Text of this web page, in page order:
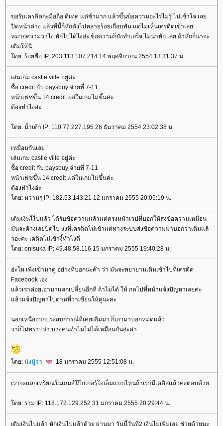
ขอรับเครดิตกะมือถือ ดีเทค แต่ช้ามาก แล้วขึ้นข้อความอะไรไม่รู้ ไม่เข้าใจ เล
ปิดหน้าต่าง แล้วทีนี้ก็หักตังไปหลายร้อยเกือบพัน แต่ไม่เห็นเครดิตเข้าเล
หมายความวาไง หักไปได้ไงอ่ะ ข้อความก็ยังทำเสร็จ ไม่น่าหัก เลย ถ้าหักก็น่าจะ
เติมให้นิ
ดย: ร้อยชื่อ IP: 203.113.107.214 14 พฤศจิกายน 2554 13:31:37 น.
เล่นเกม castle ville อยู่ค่ะ
ซื้อ credit กับ paysbuy จ่ายที่ 7-11
หน้าเฟซขึ้น 14 credit แต่ในเกมไม่ขึ้นค่ะ
ต้องทำไงอ่ะ
ดย: น้ำเต้า IP: 110.77.227.195 26 ธันวาคม 2554 23:02:38 น.
เหมื่อนกันเล
เล่นเกม castle ville อยู่ค่ะ
ซื้อ credit กับ paysbuy จ่ายที่ 7-11
หน้าเฟซขึ้น 14 credit แต่ในเกมไม่ขึ้นค่ะ
ต้องทำไงอ่ะ
ดย: หวานๆ IP: 182.53.143.21 12 มกราคม 2555 20:05:19 น.
เติมเงินไไปแล้ว ได้รับข้อความเเล้วเเต่ตรงหน้าเวปที่บอกให้ส่งข้อความเหมือน
มันจะค้างเลยปิดไป งงที่เครดิตไม่เข้าเเต่ทางระบบส่งข้อความมาบอกว่าเติมเเล้
วอะคะ เคดิตไม่เข้างี้ทำไงดี
ดย: onisuka IP: 49.48.58.116 15 มกราคม 2555 19:40:28 น.
อ่ะโห เพิ่งเข้ามาดู อย่างที่บอกนะค๊า ว่า มันจะพยายามเติมเข้าไปที่เครดิต
Facebook เอง
ล้วเราค่อยเอามาแลกเปลี่ยนอีกที ถ้าไมได้ ให้ กดไปที่หน้าแจ้งปัญหาเลยค่ะ
ล้วแจ้งปัญหาไปตามที่วาเขียนให้ดูนะคะ
นอกเหนือจากประสบการณ์ที่เคยเติมมา ก็เอามาบอกหมดแล้ว
วาก็ไม่ทราบว่า บางคนทำไมไม่ได้เหมือนกันอ่ะค่า
ดย: นังนู๋วา 18 มกราคม 2555 12:51:08 น.
เราจะเเลกเหรียณในเกมส์โป๊กเกอรฺ์โอเอ็มแบบไหนถ้าเรามีเคดิสเเล้วค่ะตอบด้ว
ดย: ราม IP: 118.172.129.252 31 มกราคม 2555 20:29:44 น.
เติมเงินไปแล้ว หักเงินไปแล้วด้วย ผ่านมา วันนี้วันที่2 เงินไม่เพิ่มเลย ช่วยด้วยนะ